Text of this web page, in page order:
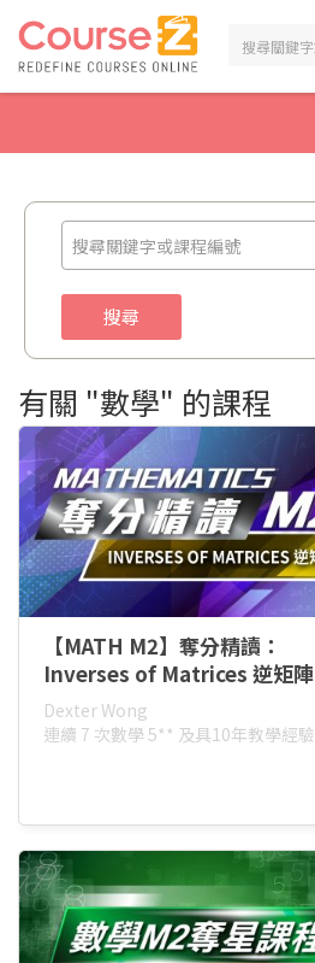
content
搜尋
有關 "數學" 的課程
【MATH M2】奪分精讀：
Inverses of Matrices 逆矩陣
Dexter Wong
連續 7 次數學 5** 及具10年教學經驗